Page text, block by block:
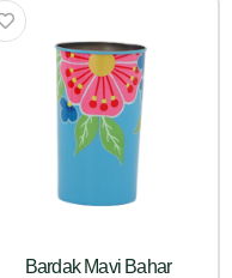
Bardak Mavi Bahar